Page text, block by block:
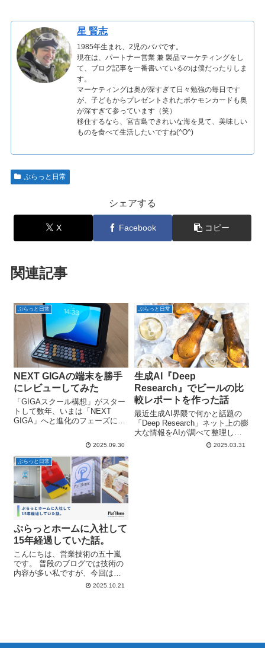
星 賢志
1985年生まれ、2児のパパです。
現在は、パートナー営業 兼 製品マーケティングをし
て、ブログ記事を一番書いているのは僕だったりしま
す。
マーケティングは奥が深すぎて日々勉強の毎日です
が、子どもからプレゼントされたポケモンカードも奥
が深すぎて参っています（笑）
移住するなら、宮古島できれいな海を見て、美味しい
ものを食べて生活したいですね(^O^)
ぷらっと日常
シェアする
X Facebook コピー
関連記事
ぷらっと日常
NEXT GIGAの端末を勝手
にレビューしてみた
「GIGAスクール構想」がスター
トして数年、いまは「NEXT
GIGA」へと進化のフェーズに入
導入が進みそうなニュースが先
日出ていましたね。紙の教科書
に加えて、端末上でコンテンツ
を開くの...
2025.09.30
ぷらっと日常
生成AI『Deep
Research』でビールの比
較レポートを作った話
最近生成AI界隈で何かと話題の
「Deep Research」ネット上の膨
大な情報をAIが調べて整理し、
比較レポートを作ってくれると
2025.03.31
ぷらっと日常
ぷらっとホームに入社して
15年経過していた話。
こんにちは、営業技術の五十嵐
です。 普段のブログでは技術の
内容が多い私ですが、今回は自
分自身について少し書いてみよ
2025.10.21